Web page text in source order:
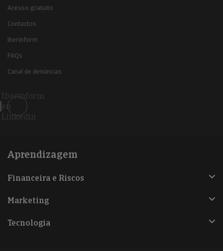
Acesso gratuito
Contactos
Iberinform
FAQs
Canal de denúncias
Iberinform
en
Linkedin
Aprendizagem
Financeira e Riscos
Marketing
Tecnologia